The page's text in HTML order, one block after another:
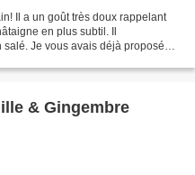
Il a un goût très doux rappelant
en plus subtil. Il
Je vous avais déjà proposé
& Gingembre